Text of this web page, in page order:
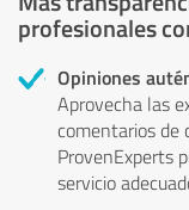
profesionales
Opiniones
Aprovecha las
comentarios de
ProvenExperts
servicio